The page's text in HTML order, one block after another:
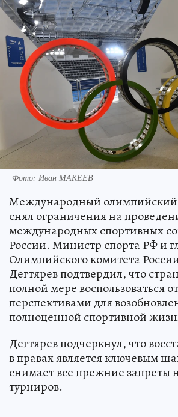
Фото: Иван МАКЕЕВ
Международный
снял ограничения на
международных спортивных
России. Министр спорта РФ и
Олимпийского комитета
Дегтярев подтвердил, что
полной мере воспользоваться
перспективами для
полноценной спортивной
Дегтярев подчеркнул, что
в правах является ключевым
снимает все прежние запреты
турниров.